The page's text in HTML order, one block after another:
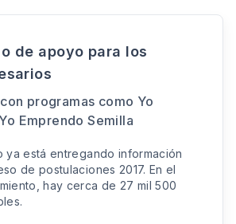
de apoyo para los
programas como Yo
Emprendo Semilla
ya está entregando información
de postulaciones 2017. En el
hay cerca de 27 mil 500